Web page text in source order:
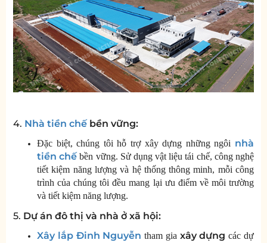
4. Nhà tiền chế bền vững:
Đặc biệt, chúng tôi hỗ trợ xây dựng những ngôi nhà
tiền chế bền vững. Sử dụng vật liệu tái chế, công nghệ
tiết kiệm năng lượng và hệ thống thông minh, mỗi công
trình của chúng tôi đều mang lại ưu điểm về môi trường
và tiết kiệm năng lượng.
5. Dự án đô thị và nhà ở xã hội:
Xây lắp Đinh Nguyễn tham giaxây dựng các dự